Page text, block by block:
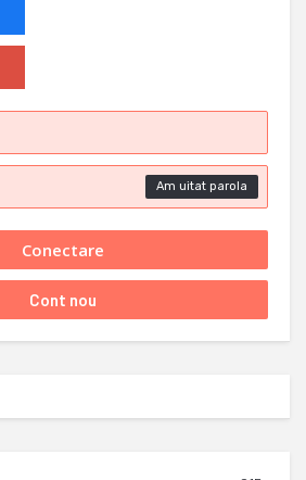
Am uitat parola